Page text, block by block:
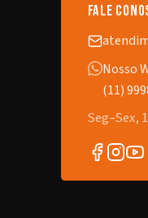
fale
Nosso
(11)
Seg–Sex,